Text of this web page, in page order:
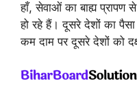
हाँ, सेवाओं का बाह्य प्रापण
हो रहे हैं। दूसरे देशों का
कम दाम पर दूसरे देशों को